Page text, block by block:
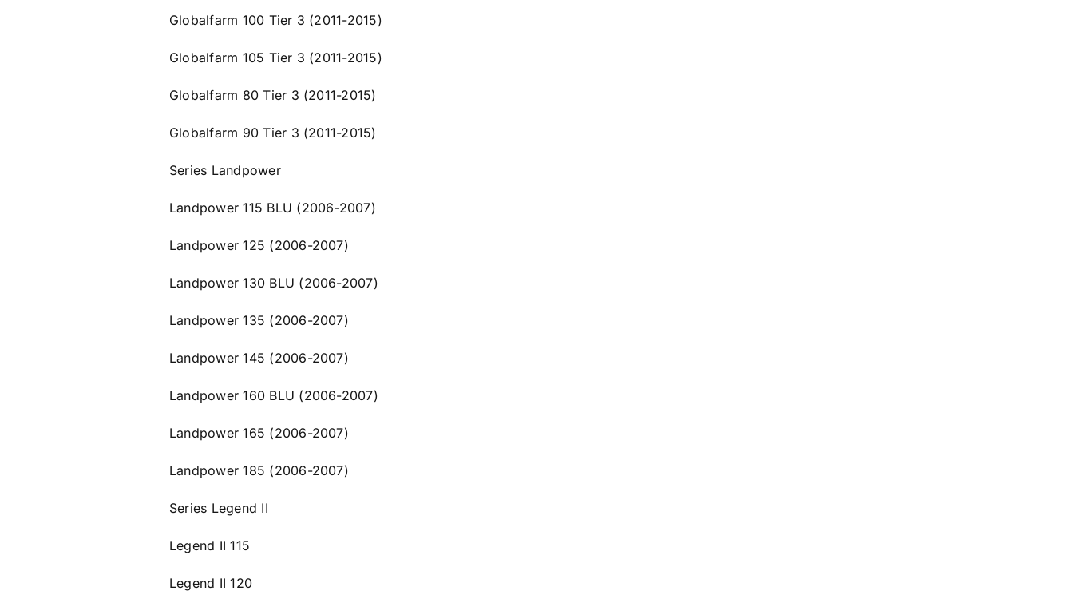
Globalfarm 100 Tier 3 (2011-2015)
Globalfarm 105 Tier 3 (2011-2015)
Globalfarm 80 Tier 3 (2011-2015)
Globalfarm 90 Tier 3 (2011-2015)
Series Landpower
Landpower 115 BLU (2006-2007)
Landpower 125 (2006-2007)
Landpower 130 BLU (2006-2007)
Landpower 135 (2006-2007)
Landpower 145 (2006-2007)
Landpower 160 BLU (2006-2007)
Landpower 165 (2006-2007)
Landpower 185 (2006-2007)
Series Legend II
Legend II 115
Legend II 120